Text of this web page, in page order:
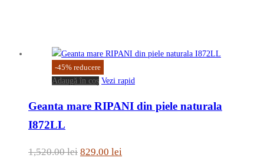
-45% reducere
Adaugă în coș Vezi rapid
Geanta mare RIPANI din piele naturala
I872LL
1,520.00lei Prețul
829.00 lei